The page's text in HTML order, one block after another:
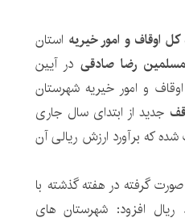
کل اوقاف و امور خیریه استان
رضا صادقی در آیین
و امور خیریه شهرستان
جدید از ابتدای سال جاری
که برآورد ارزش ریالی آن
گرفته در هفته گذشته با